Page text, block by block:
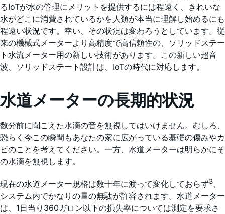
るIoTが水の管理にメリットを提供するには程遠く、きれいな
水がどこに消費されているかを人類が本当に理解し始めるにも
程遠い状況です。幸い、その状況は変わろうとしています。従
来の機械式メーターより高精度で高信頼性の、ソリッドステー
ト水流メーター用の新しい技術があります。この新しい超音
波、ソリッドステート設計は、IoTの時代に対応します。
水道メーターの長期的状況
数分前に聞こえた水滴の音を無視してはいけません。むしろ、
恐らく今この瞬間もあなたの家に広がっている基礎の傷みやカ
ビのことを考えてください。一方、水道メーターは明らかにそ
の水滴を無視します。
現在の水道メーター規格は数十年に渡って変化しておらず3
システム内でかなりの量の無駄が許容されます。水道メーター
は、1日当り360ガロン以下の損失率については測定を要求さ